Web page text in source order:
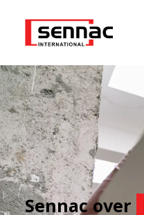
HOME
WERKGEVERS
WERKZOEKENDE
FASTEST
Sennac over